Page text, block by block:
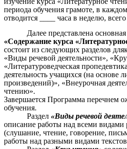
периода обучения грамоте, в
отводится ____ часа в неделю,
Далее представлена
«Содержание курса
состоит из следующих разделов
«Виды речевой деятельности»,
«Литературоведческая
деятельность учащихся (на основе
произведений)», «Внеурочная
чтению».
Завершается Программа перечнем
обучения.
Раздел«Виды речевой
описание работы над всеми видами
(слушание, чтение, говорение,
работы над разными видами